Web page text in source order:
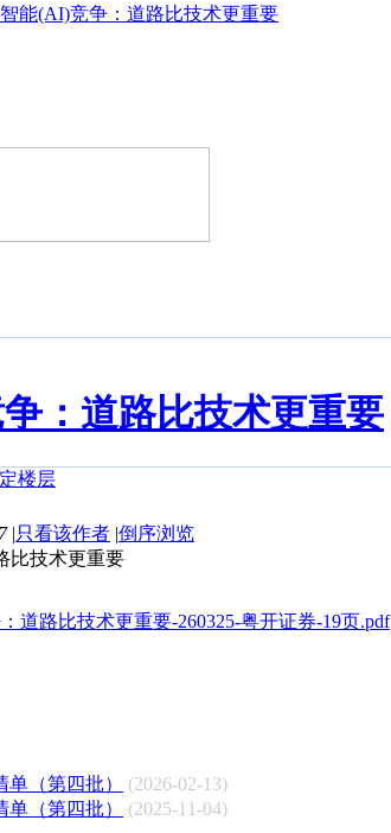
能(AI)竞争：道路比技术更重要
：道路比技术更重要
|只看该作者 |倒序浏览
比技术更重要
道路比技术更重要-260325-粤开证券-19页.pdf
（第四批）
(2026-02-13)
（第四批） (2025-11-04)